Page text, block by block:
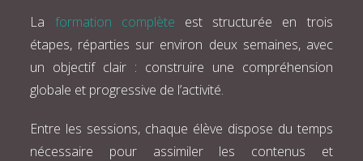
La formation complète est structurée en trois
étapes, réparties sur environ deux semaines, avec
un objectif clair : construire une compréhension
globale et progressive de l’activité.
Entre les sessions, chaque élève dispose du temps
nécessaire pour assimiler les contenus et